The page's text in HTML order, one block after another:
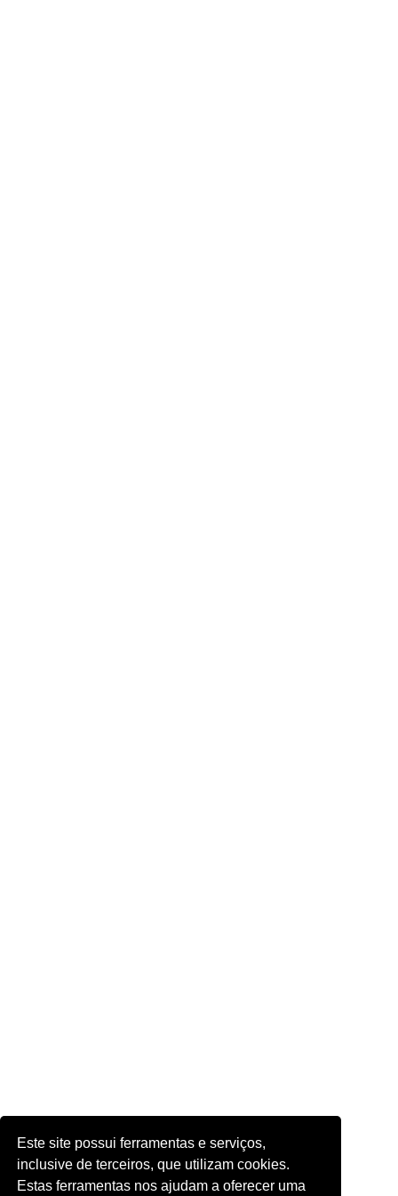
Este site possui ferramentas e serviços,
inclusive de terceiros, que utilizam cookies.
Estas ferramentas nos ajudam a oferecer uma